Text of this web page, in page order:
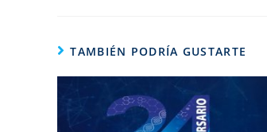
TAMBIÉN PODRÍA GUSTARTE